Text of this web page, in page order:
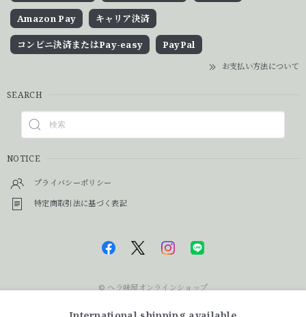
Amazon Pay キャリア決済
コンビニ決済またはPay-easy PayPal
お支払い方法について
SEARCH
NOTICE
プライバシーポリシー
特定商取引法に基づく表記
© ヘラ味屋オンラインショップ